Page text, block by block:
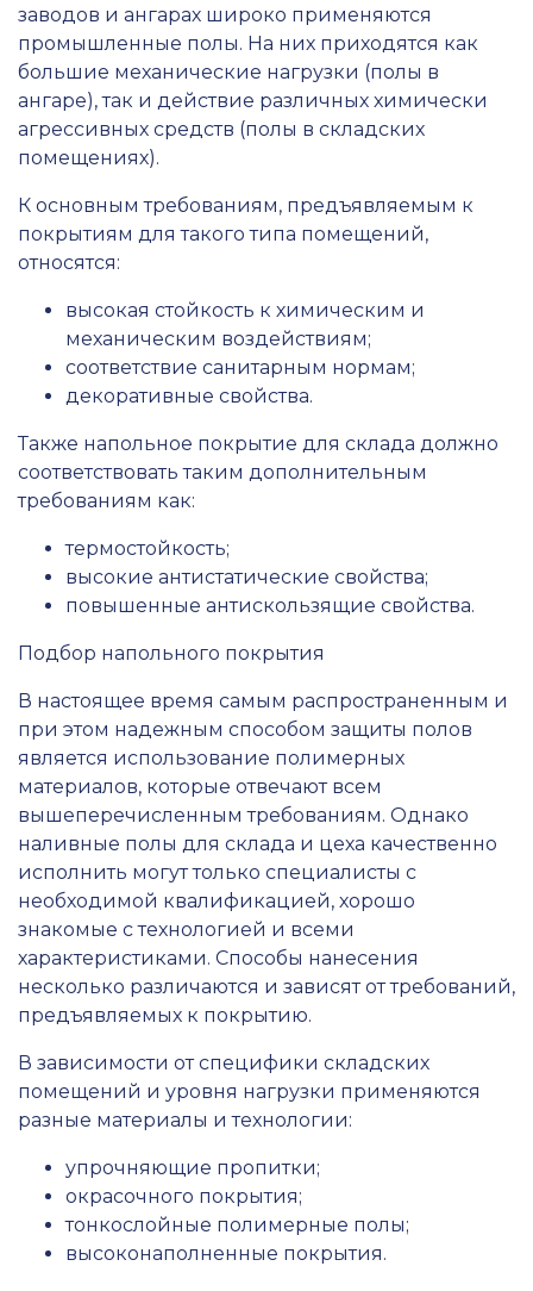
заводов и ангарах широко применяются
промышленные полы. На них приходятся как
большие механические нагрузки (полы в
ангаре), так и действие различных химически
агрессивных средств (полы в складских
помещениях).
К основным требованиям, предъявляемым к
покрытиям для такого типа помещений,
относятся:
высокая стойкость к химическим и
механическим воздействиям;
соответствие санитарным нормам;
декоративные свойства.
Также напольное покрытие для склада должно
соответствовать таким дополнительным
требованиям как:
термостойкость;
высокие антистатические свойства;
повышенные антискользящие свойства.
Подбор напольного покрытия
В настоящее время самым распространенным и
при этом надежным способом защиты полов
является использование полимерных
материалов, которые отвечают всем
вышеперечисленным требованиям. Однако
наливные полы для склада и цеха качественно
исполнить могут только специалисты с
необходимой квалификацией, хорошо
знакомые с технологией и всеми
характеристиками. Способы нанесения
несколько различаются и зависят от требований,
предъявляемых к покрытию.
В зависимости от специфики складских
помещений и уровня нагрузки применяются
разные материалы и технологии:
упрочняющие пропитки;
окрасочного покрытия;
тонкослойные полимерные полы;
высоконаполненные покрытия.